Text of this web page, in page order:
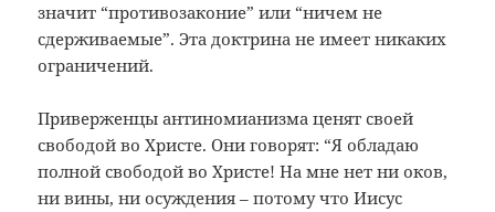
значит “противозаконие” или “ничем не
сдерживаемые”. Эта доктрина не имеет никаких
ограничений.
Приверженцы антиномианизма ценят своей
свободой во Христе. Они говорят: “Я обладаю
полной свободой во Христе! На мне нет ни оков,
ни вины, ни осуждения – потому что Иисус